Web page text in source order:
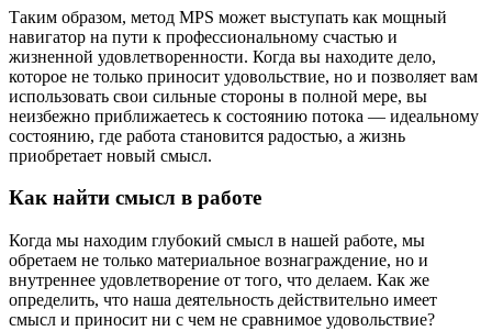
Таким образом, метод MPS может выступать как мощный
навигатор на пути к профессиональному счастью и
жизненной удовлетворенности. Когда вы находите дело,
которое не только приносит удовольствие, но и позволяет вам
использовать свои сильные стороны в полной мере, вы
неизбежно приближаетесь к состоянию потока — идеальному
состоянию, где работа становится радостью, а жизнь
приобретает новый смысл.
Как найти смысл в работе
Когда мы находим глубокий смысл в нашей работе, мы
обретаем не только материальное вознаграждение, но и
внутреннее удовлетворение от того, что делаем. Как же
определить, что наша деятельность действительно имеет
смысл и приносит ни с чем не сравнимое удовольствие?